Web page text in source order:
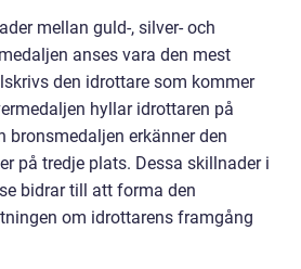
mellan guld-, silver- och
anses vara den mest
den idrottare som kommer
hyllar idrottaren på
bronsmedaljen erkänner den
på tredje plats. Dessa skillnader i
bidrar till att forma den
om idrottarens framgång